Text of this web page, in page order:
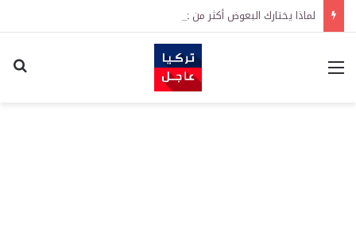
لماذا يختارك البعوض أكثر من غيرك؟ السر في رائحة جلدك
القائمة